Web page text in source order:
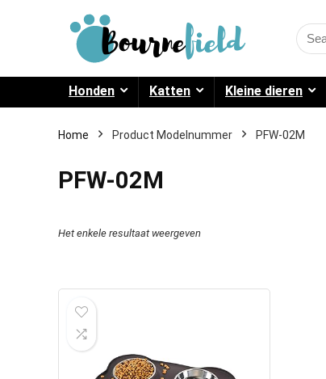
Search
for:
Honden Katten Kleine dieren
Home Product Modelnummer PFW-02M
PFW-02M
Het enkele resultaat weergeven